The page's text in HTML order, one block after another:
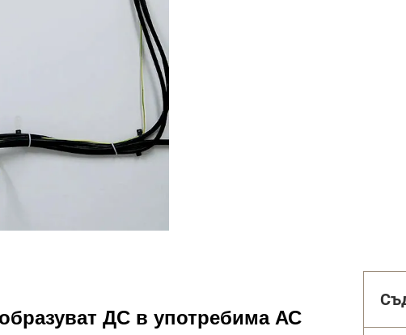
ДС в употребима АС